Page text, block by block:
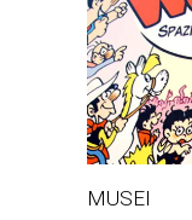
MUSEI